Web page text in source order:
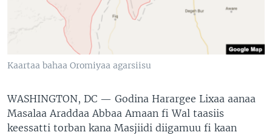
Kaartaa bahaa Oromiyaa agarsiisu
WASHINGTON, DC — Godina Harargee Lixaa aanaa
Masalaa Araddaa Abbaa Amaan fi Wal taasiis
keessatti torban kana Masjiidi diigamuu fi kaan